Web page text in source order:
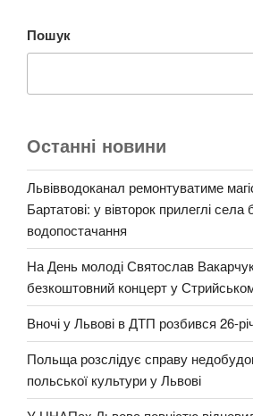
Пошук
Останні новини
Львівводоканал ремонтуватиме
Бартатові: у вівторок прилеглі
водопостачання
На День молоді Святослав
безкоштовний концерт у
Вночі у Львові в ДТП розбився 26-
Польща розслідує справу
польської культури у Львові